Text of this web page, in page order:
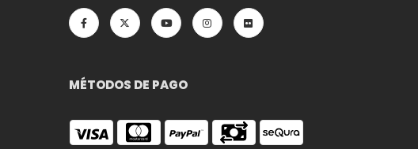
MÉTODOS DE PAGO